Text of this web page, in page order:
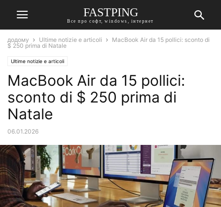
FASTPING
Все про софт, windows, інтернет
додому Ultime notizie e articoli
MacBook Air da 15 pollici: sconto di
$ 250 prima di Natale
Ultime notizie e articoli
MacBook Air da 15 pollici:
sconto di $ 250 prima di
Natale
06.01.2026